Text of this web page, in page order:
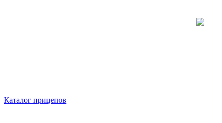
Каталог прицепов